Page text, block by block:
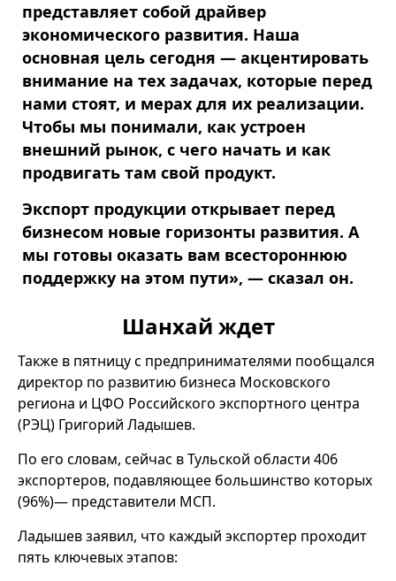
представляет собой драйвер
экономического развития. Наша
основная цель сегодня — акцентировать
внимание на тех задачах, которые перед
нами стоят, и мерах для их реализации.
Чтобы мы понимали, как устроен
внешний рынок, с чего начать и как
продвигать там свой продукт.
Экспорт продукции открывает перед
бизнесом новые горизонты развития. А
мы готовы оказать вам всестороннюю
поддержку на этом пути», — сказал он.
Шанхай ждет
Также в пятницу с предпринимателями пообщался
директор по развитию бизнеса Московского
региона и ЦФО Российского экспортного центра
(РЭЦ) Григорий Ладышев.
По его словам, сейчас в Тульской области 406
экспортеров, подавляющее большинство которых
(96%)— представители МСП.
Ладышев заявил, что каждый экспортер проходит
пять ключевых этапов: